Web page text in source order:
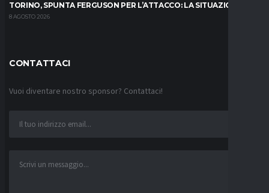
TORINO, SPUNTA FERGUSON PER L’ATTACCO: LA SITUAZIONE
8 AGOSTO 2026
CONTATTACI
Vuoi diventare nostro sponsor? Contattaci!